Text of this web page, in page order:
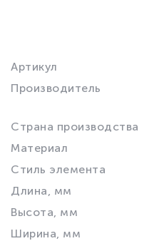
Артикул
Производитель
Страна производства
Материал
Стиль элемента
Длина, мм
Высота, мм
Ширина, мм